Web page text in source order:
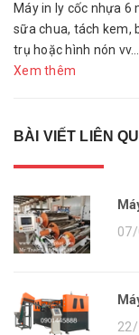
Máy in ly cốc nhựa 6
sữa chua, tách kem,
trụ hoặc hình nón
Xem thêm
BÀI VIẾT LIÊN
22/